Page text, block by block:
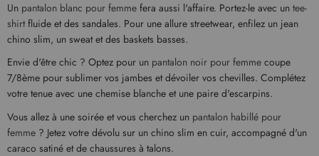
Un pantalon blanc pour femme fera aussi l'affaire. Portez-le avec un tee-
shirt fluide et des sandales. Pour une allure streetwear, enfilez un jean
chino slim, un sweat et des baskets basses.
Envie d'être chic ? Optez pour un pantalon noir pour femme coupe
7/8ème pour sublimer vos jambes et dévoiler vos chevilles. Complétez
votre tenue avec une chemise blanche et une paire d'escarpins.
Vous allez à une soirée et vous cherchez un pantalon habillé pour
femme ? Jetez votre dévolu sur un chino slim en cuir, accompagné d'un
caraco satiné et de chaussures à talons.